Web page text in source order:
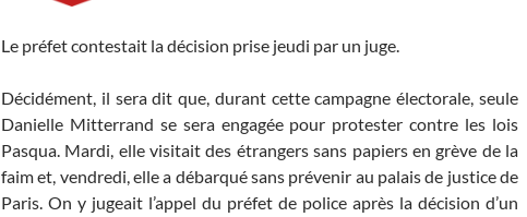
Le préfet contestait la décision prise jeudi par un juge.
Décidément, il sera dit que, durant cette campagne électorale, seule
Danielle Mitterrand se sera engagée pour protester contre les lois
Pasqua. Mardi, elle visitait des étrangers sans papiers en grève de la
faim et, vendredi, elle a débarqué sans prévenir au palais de justice de
Paris. On y jugeait l’appel du préfet de police après la décision d’un